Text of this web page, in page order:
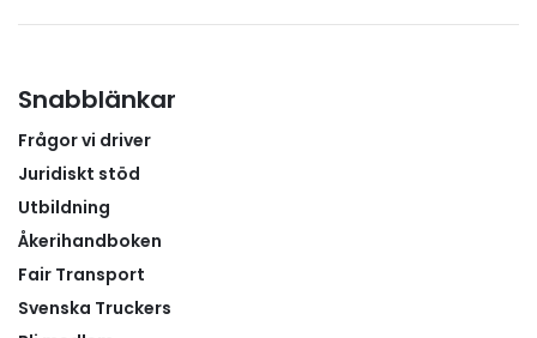
Snabblänkar
Frågor vi driver
Juridiskt stöd
Utbildning
Åkerihandboken
Fair Transport
Svenska Truckers